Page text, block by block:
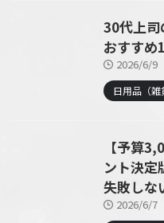
30代上司
おすすめ
2026/6/9
日用品（雑
【予算
ント決定
失敗しな
2026/6/7